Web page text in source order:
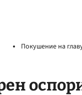
Покушение на